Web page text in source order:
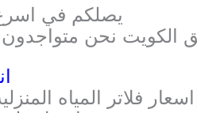
يصلكم في
الكويت نحن متواجدون